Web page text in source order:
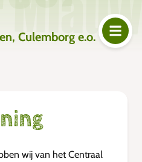
Culemborg e.o.
wij van het Centraal